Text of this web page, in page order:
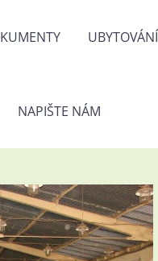
UBYTOVÁNÍ
NAPIŠTE NÁM